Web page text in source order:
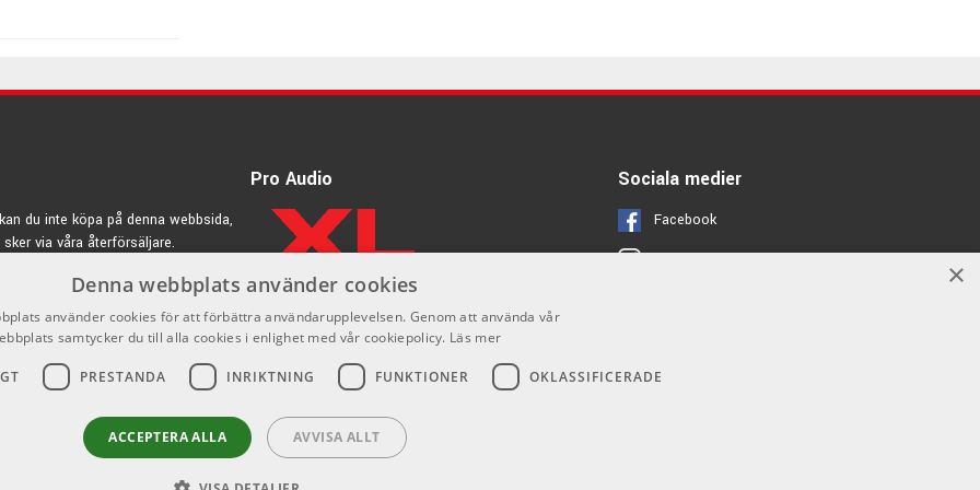
vid foten av detta berg i staden Sakashita som företaget
1975 blev Hirade VD för Takamine och det var först nu
Bon Jovi, Glen Hansard, Toby Keith, Bruce Springsteen,
att dela scen med!
du inte köpa på denna webbsida,
via våra återförsäljare.
Pro Audio Sociala medier
Facebook
Instagram ×
Denna webbplats använder cookies
använder cookies för att förbättra användarupplevelsen. Genom att använda vår
samtycker du till alla cookies i enlighet med vår cookiepolicy. Läs mer
PRESTANDA INRIKTNING FUNKTIONER OKLASSIFICERADE
ACCEPTERA ALLA AVVISA ALLT